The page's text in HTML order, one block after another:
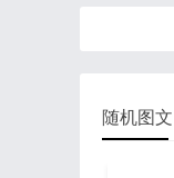
随机图文